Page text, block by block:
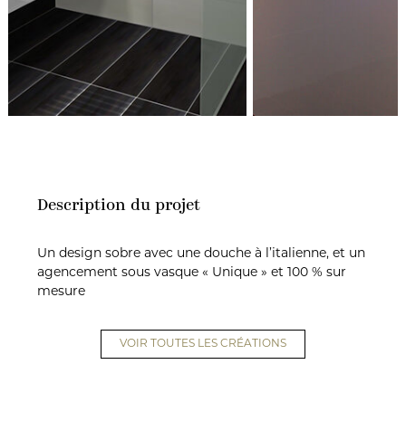
Description du projet
Un design sobre avec une douche à l’italienne, et un
agencement sous vasque « Unique » et 100 % sur
mesure
VOIR TOUTES LES CRÉATIONS